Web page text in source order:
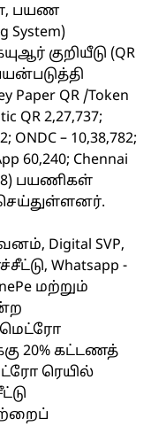
பயண
System)
குறியீடு (QR
Paper QR /Token
QR 2,27,737;
ONDC – 10,38,782;
60,240; Chennai
பயணிகள்
Digital SVP,
Whatsapp -
மற்றும்
மெட்ரோ
20% கட்டணத்
ரெயில்